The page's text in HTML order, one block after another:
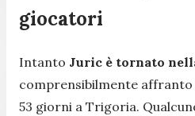
giocatori
Intanto Juric è tornato
comprensibilmente affranto
53 giorni a Trigoria.